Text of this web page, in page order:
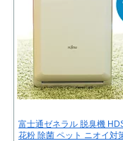
富士通ゼネラル 脱臭機
花粉 除菌 ペット ニオイ対